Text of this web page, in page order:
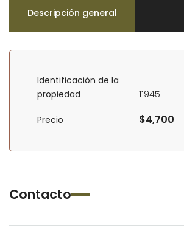
Descripción general
Identificación de la
propiedad
11945
Precio $4,700
Contacto